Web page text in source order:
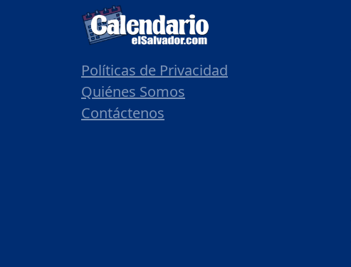
Políticas de Privacidad
Quiénes Somos
Contáctenos